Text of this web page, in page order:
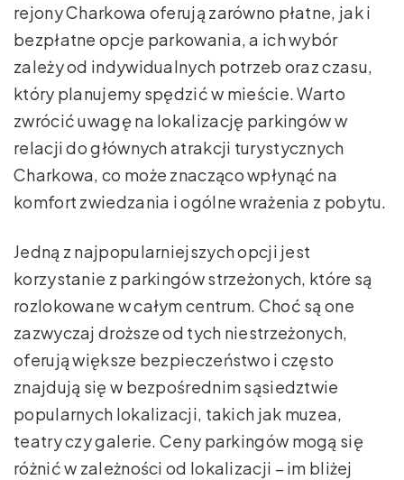
rejony Charkowa oferują zarówno płatne, jak i
bezpłatne opcje parkowania, a ich wybór
zależy od indywidualnych potrzeb oraz czasu,
który planujemy spędzić w mieście. Warto
zwrócić uwagę na lokalizację parkingów w
relacji do głównych atrakcji turystycznych
Charkowa, co może znacząco wpłynąć na
komfort zwiedzania i ogólne wrażenia z pobytu.
Jedną z najpopularniejszych opcji jest
korzystanie z parkingów strzeżonych, które są
rozlokowane w całym centrum. Choć są one
zazwyczaj droższe od tych niestrzeżonych,
oferują większe bezpieczeństwo i często
znajdują się w bezpośrednim sąsiedztwie
popularnych lokalizacji, takich jak muzea,
teatry czy galerie. Ceny parkingów mogą się
różnić w zależności od lokalizacji – im bliżej